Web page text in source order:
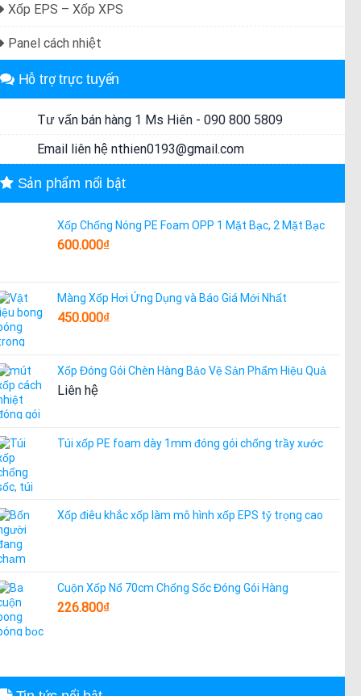
Xốp EPS – Xốp XPS
Panel cách nhiệt
Hỗ trợ trực tuyến
Tư vấn bán hàng 1 Ms Hiên - 090 800 5809
Email liên hệ nthien0193@gmail.com
Sản phẩm nổi bật
Xốp Chống Nóng PE Foam OPP 1 Mặt Bạc, 2 Mặt Bạc
600.000₫
Màng Xốp Hơi Ứng Dụng và Báo Giá Mới Nhất
450.000₫
Xốp Đóng Gói Chèn Hàng Bảo Vệ Sản Phẩm Hiệu Quả
Liên hệ
Túi xốp PE foam dày 1mm đóng gói chống trầy xước
Xốp điêu khắc xốp làm mô hình xốp EPS tỷ trọng cao
Cuộn Xốp Nổ 70cm Chống Sốc Đóng Gói Hàng
226.800₫